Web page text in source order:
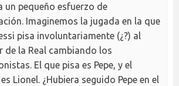
un pequeño esfuerzo de
Imaginemos la jugada en la que
pisa involuntariamente (¿?) al
de la Real cambiando los
El que pisa es Pepe, y el
Lionel. ¿Hubiera seguido Pepe en el